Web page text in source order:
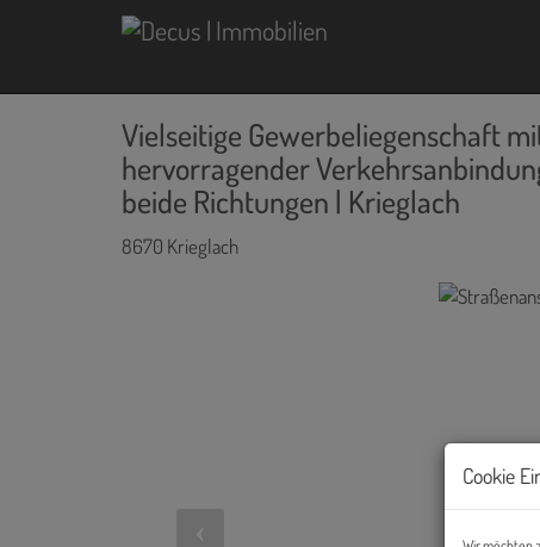
Vielseitige Gewerbeliegenschaft
hervorragender
beide Richtungen | Krieglach
8670 Krieglach
Cookie